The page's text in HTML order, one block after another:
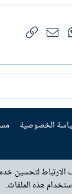
WhatsApp
البريد
الخصوصية
لتحسين
هذه الملفات.